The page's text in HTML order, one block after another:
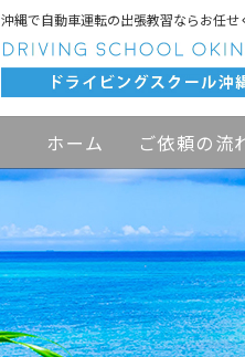
沖縄で自動車運転の出張教習ならお任せ
ホーム ご依頼の流